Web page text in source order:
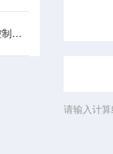
IC695CPU310可编程逻辑控制器在各行业中具体应用分享
请输入计